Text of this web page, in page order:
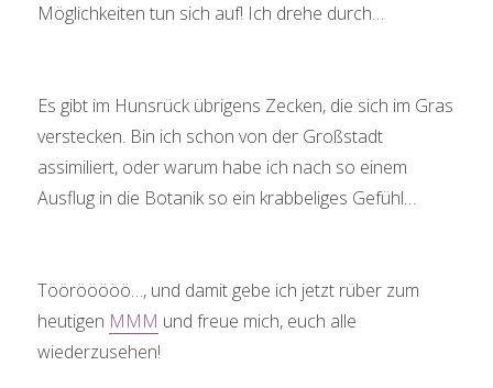
Möglichkeiten tun sich auf! Ich drehe durch…
Es gibt im Hunsrück übrigens Zecken, die sich im Gras
verstecken. Bin ich schon von der Großstadt
assimiliert, oder warum habe ich nach so einem
Ausflug in die Botanik so ein krabbeliges Gefühl…
Töörööööö…, und damit gebe ich jetzt rüber zum
heutigen MMM und freue mich, euch alle
wiederzusehen!